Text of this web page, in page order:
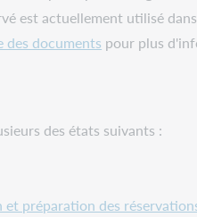
est actuellement utilisé
des documents pour plus
des états suivants :
préparation des